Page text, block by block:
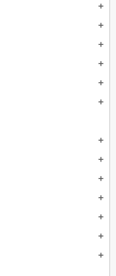
add
add
add
add
add
add
add
add
add
add
add
add
add